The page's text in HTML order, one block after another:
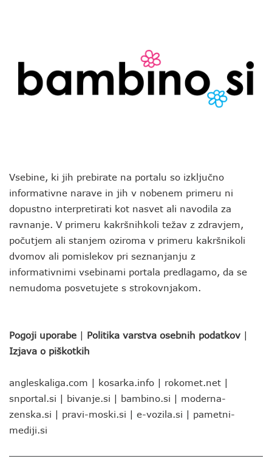
Vsebine, ki jih prebirate na portalu so izključno
informativne narave in jih v nobenem primeru ni
dopustno interpretirati kot nasvet ali navodila za
ravnanje. V primeru kakršnihkoli težav z zdravjem,
počutjem ali stanjem oziroma v primeru kakršnikoli
dvomov ali pomislekov pri seznanjanju z
informativnimi vsebinami portala predlagamo, da se
nemudoma posvetujete s strokovnjakom.
Pogoji uporabe | Politika varstva osebnih podatkov |
Izjava o piškotkih
angleskaliga.com | kosarka.info | rokomet.net |
snportal.si | bivanje.si | bambino.si | moderna-
zenska.si | pravi-moski.si | e-vozila.si | pametni-
mediji.si